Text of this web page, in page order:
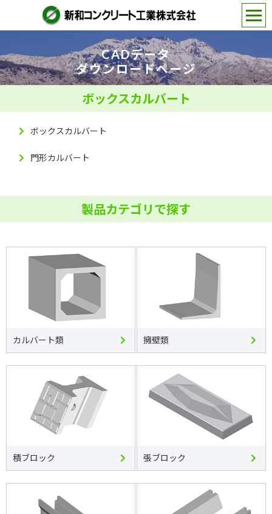
CADデータ
ダウンロードページ
ボックスカルバート
ボックスカルバート
門形カルバート
製品カテゴリで探す
カルバート類 擁壁類
積ブロック 張ブロック